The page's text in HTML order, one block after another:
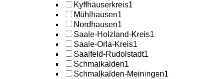
Kyffhäuserkreis1
Mühlhausen1
Nordhausen1
Saale-Holzland-Kreis1
Saale-Orla-Kreis1
Saalfeld-Rudolstadt1
Schmalkalden1
Schmalkalden-Meiningen1